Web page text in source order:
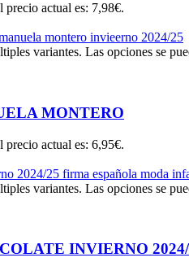
precio actual es: 7,98€.
variantes. Las opciones se
MONTERO
precio actual es: 6,95€.
variantes. Las opciones se
INVIERNO